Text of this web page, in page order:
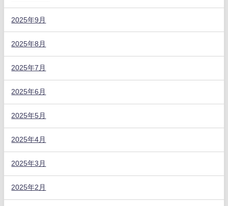
2025年9月
2025年8月
2025年7月
2025年6月
2025年5月
2025年4月
2025年3月
2025年2月